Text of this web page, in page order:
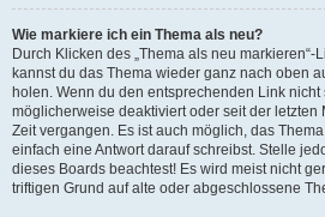
Wie markiere ich ein Thema als neu?
Durch Klicken des „Thema als neu
kannst du das Thema wieder ganz nach oben
holen. Wenn du den entsprechenden Link
möglicherweise deaktiviert oder seit der letzten
Zeit vergangen. Es ist auch möglich, das
einfach eine Antwort darauf schreibst. Stelle
dieses Boards beachtest! Es wird meist nicht
triftigen Grund auf alte oder abgeschlossene